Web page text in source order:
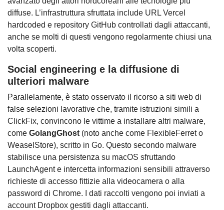
diffuse. L’infrastruttura sfruttata include URL Vercel
hardcoded e repository GitHub controllati dagli attaccanti,
anche se molti di questi vengono regolarmente chiusi una
volta scoperti.
Social engineering e la diffusione di
ulteriori malware
Parallelamente, è stato osservato il ricorso a siti web di
false selezioni lavorative che, tramite istruzioni simili a
ClickFix, convincono le vittime a installare altri malware,
come GolangGhost (noto anche come FlexibleFerret o
WeaselStore), scritto in Go. Questo secondo malware
stabilisce una persistenza su macOS sfruttando
LaunchAgent e intercetta informazioni sensibili attraverso
richieste di accesso fittizie alla videocamera o alla
password di Chrome. I dati raccolti vengono poi inviati a
account Dropbox gestiti dagli attaccanti.